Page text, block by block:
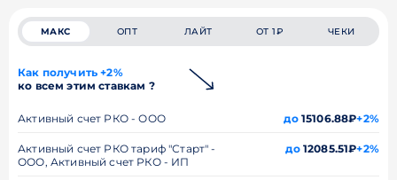
МАКС ОПТ ЛАЙТ ОТ 1₽ ЧЕКИ
Как получить +2%
ко всем этим ставкам ?
Активный счет РКО - ООО до15106.88₽+2%
Активный счет РКО тариф "Старт" -
ООО, Активный счет РКО - ИП
до12085.51₽+2%